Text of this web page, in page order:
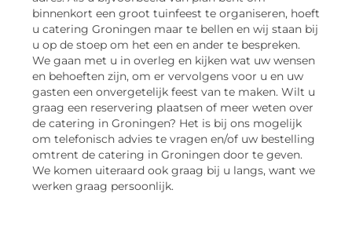
binnenkort een groot tuinfeest te organiseren, hoeft
u catering Groningen maar te bellen en wij staan bij
u op de stoep om het een en ander te bespreken.
We gaan met u in overleg en kijken wat uw wensen
en behoeften zijn, om er vervolgens voor u en uw
gasten een onvergetelijk feest van te maken. Wilt u
graag een reservering plaatsen of meer weten over
de catering in Groningen? Het is bij ons mogelijk
om telefonisch advies te vragen en/of uw bestelling
omtrent de catering in Groningen door te geven.
We komen uiteraard ook graag bij u langs, want we
werken graag persoonlijk.